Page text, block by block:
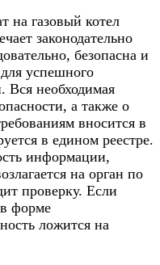
на газовый котел
законодательно
безопасна и
успешного
Вся необходимая
а также о
вносится в
в едином реестре.
информации,
на орган по
проверку. Если
форме
ложится на